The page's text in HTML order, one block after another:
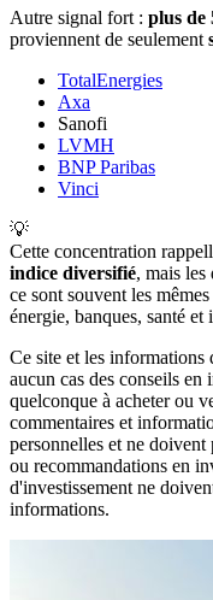
Autre signal fort : plus de
proviennent de seulement
TotalEnergies
Axa
Sanofi
LVMH
BNP Paribas
Vinci
💡
Cette concentration
indice diversifié, mais les
ce sont souvent les
énergie, banques, santé et
Ce site et les informations
aucun cas des conseils
quelconque à acheter ou
commentaires et
personnelles et ne doivent
ou recommandations en
d'investissement ne
informations.